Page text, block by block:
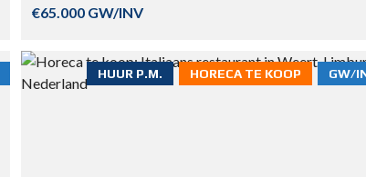
€65.000 GW/INV
GW/
HORECA TE KOOP
HUUR P.M.